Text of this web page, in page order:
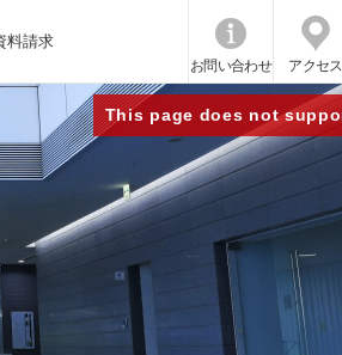
料請求
お問い合わせ アクセス
This page does not